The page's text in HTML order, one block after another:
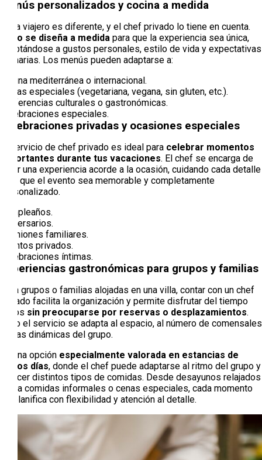
Menús personalizados y cocina a medida
Cada viajero es diferente, y el chef privado lo tiene en cuenta.
Todo se diseña a medida para que la experiencia sea única,
adaptándose a gustos personales, estilo de vida y expectativas
culinarias. Los menús pueden adaptarse a:
Cocina mediterránea o internacional.
Dietas especiales (vegetariana, vegana, sin gluten, etc.).
Preferencias culturales o gastronómicas.
Celebraciones especiales.
Celebraciones privadas y ocasiones especiales
El servicio de chef privado es ideal para celebrar momentos
importantes durante tus vacaciones. El chef se encarga de
crear una experiencia acorde a la ocasión, cuidando cada detalle
para que el evento sea memorable y completamente
personalizado.
Cumpleaños.
Aniversarios.
Reuniones familiares.
Eventos privados.
Celebraciones íntimas.
Experiencias gastronómicas para grupos y familias
Para grupos o familias alojadas en una villa, contar con un chef
privado facilita la organización y permite disfrutar del tiempo
juntos sin preocuparse por reservas o desplazamientos.
Todo el servicio se adapta al espacio, al número de comensales
y a las dinámicas del grupo.
Es una opción especialmente valorada en estancias de
varios días, donde el chef puede adaptarse al ritmo del grupo y
ofrecer distintos tipos de comidas. Desde desayunos relajados
hasta comidas informales o cenas especiales, cada momento
se planifica con flexibilidad y atención al detalle.